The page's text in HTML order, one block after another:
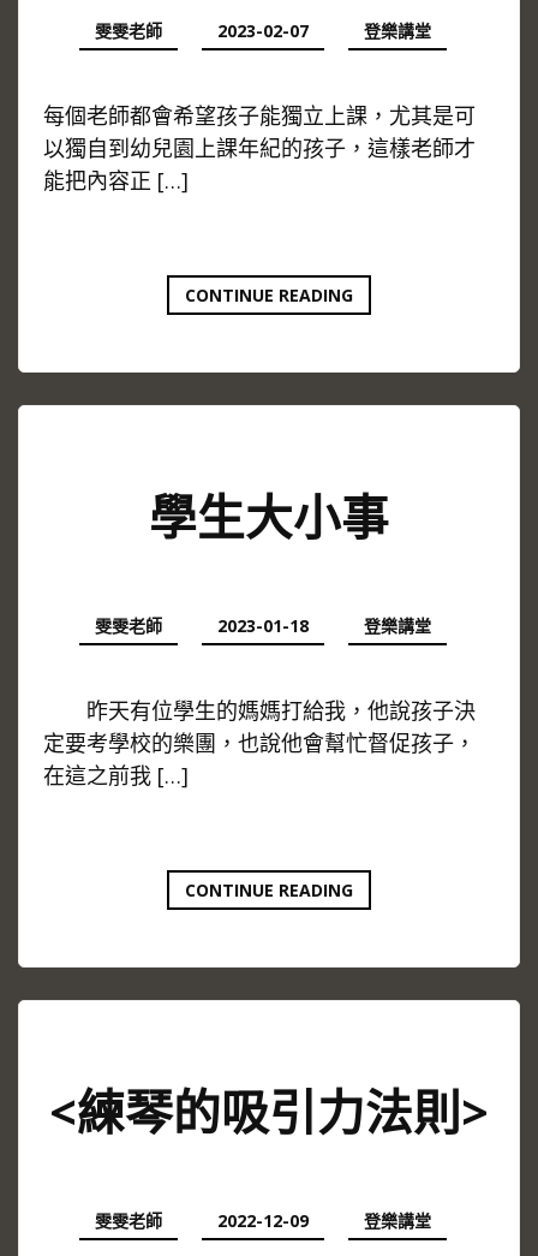
雯雯老師
2023-02-07 登樂講堂
每個老師都會希望孩子能獨立上課，尤其是可
以獨自到幼兒園上課年紀的孩子，這樣老師才
能把內容正 […]
CONTINUE READING
小
琴
熊
出
沒？！
學生大小事
雯雯老師 2023-01-18 登樂講堂
昨天有位學生的媽媽打給我，他說孩子決
定要考學校的樂團，也說他會幫忙督促孩子，
在這之前我 […]
CONTINUE READING學
生
小
<練琴的吸引力法則>
雯雯老師 2022-12-09 登樂講堂